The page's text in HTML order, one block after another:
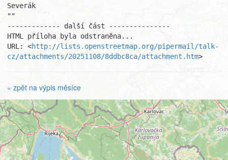
Severák
""
------------- další část ---------------
HTML příloha byla odstraněna...
URL: <http://lists.openstreetmap.org/pipermail/talk-
cz/attachments/20251108/8ddbc8ca/attachment.htm>
« zpět na výpis měsíce